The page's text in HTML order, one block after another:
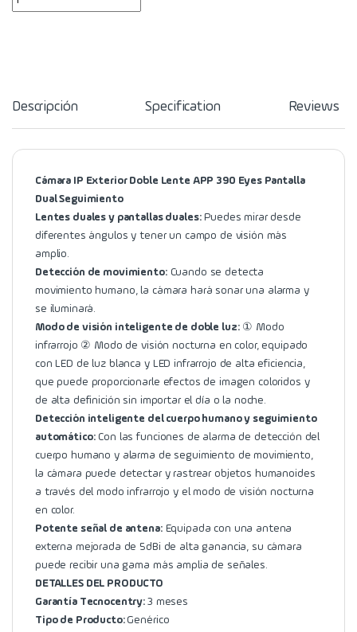
Descripción Specification Reviews
Cámara IP Exterior Doble Lente APP 390 Eyes Pantalla
Dual Seguimiento
Lentes duales y pantallas duales:Puedes mirar desde
diferentes ángulos y tener un campo de visión más
amplio.
Detección de movimiento:Cuando se detecta
movimiento humano, la cámara hará sonar una alarma y
se iluminará.
Modo de visión inteligente de doble luz:① Modo
infrarrojo ② Modo de visión nocturna en color, equipado
con LED de luz blanca y LED infrarrojo de alta eficiencia,
que puede proporcionarle efectos de imagen coloridos y
de alta definición sin importar el día o la noche.
Detección inteligente del cuerpo humano y seguimiento
automático:Con las funciones de alarma de detección del
cuerpo humano y alarma de seguimiento de movimiento,
la cámara puede detectar y rastrear objetos humanoides
a través del modo infrarrojo y el modo de visión nocturna
en color.
Potente señal de antena:Equipada con una antena
externa mejorada de 5dBi de alta ganancia, su cámara
puede recibir una gama más amplia de señales.
DETALLES DEL PRODUCTO
Garantía Tecnocentry: 3 meses
Tipo de Producto: Genérico